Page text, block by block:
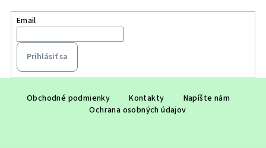
k
i
s
u
Email
Prihlásiť sa
Obchodné podmienky Kontakty
Napíšte nám
Ochrana osobných údajov